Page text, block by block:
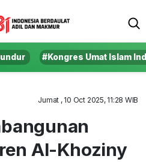
#Kongres Umat Islam
Jumat , 10 Oct 2025, 11:28 WIB
Al-Khoziny